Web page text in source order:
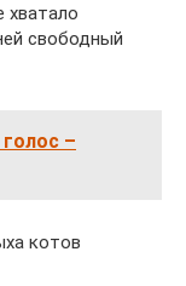
хватало
свободный
–
котов